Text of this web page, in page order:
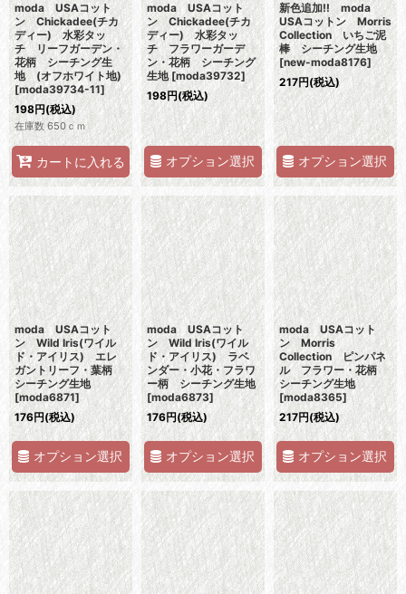
moda USAコット
ン Chickadee(チカ
ディー) 水彩タッ
チ リーフガーデン・
花柄 シーチング生
地 (オフホワイト地)
[moda39734-11]
198円(税込)
在庫数 650ｃｍ
カートに入れる
moda USAコット
ン Chickadee(チカ
ディー) 水彩タッ
チ フラワーガーデ
ン・花柄 シーチング
生地 [moda39732]
198円(税込)
オプション選択
新色追加!! moda
USAコットン Morris
Collection いちご泥
棒 シーチング生地
[new-moda8176]
217円(税込)
オプション選択
moda USAコット
ン Wild Iris(ワイル
ド・アイリス) エレ
ガントリーフ・葉柄
シーチング生地
[moda6871]
176円(税込)
オプション選択
moda USAコット
ン Wild Iris(ワイル
ド・アイリス) ラベ
ンダー・小花・フラワ
ー柄 シーチング生地
[moda6873]
176円(税込)
オプション選択
moda USAコット
ン Morris
Collection ピンパネ
ル フラワー・花柄
シーチング生地
[moda8365]
217円(税込)
オプション選択